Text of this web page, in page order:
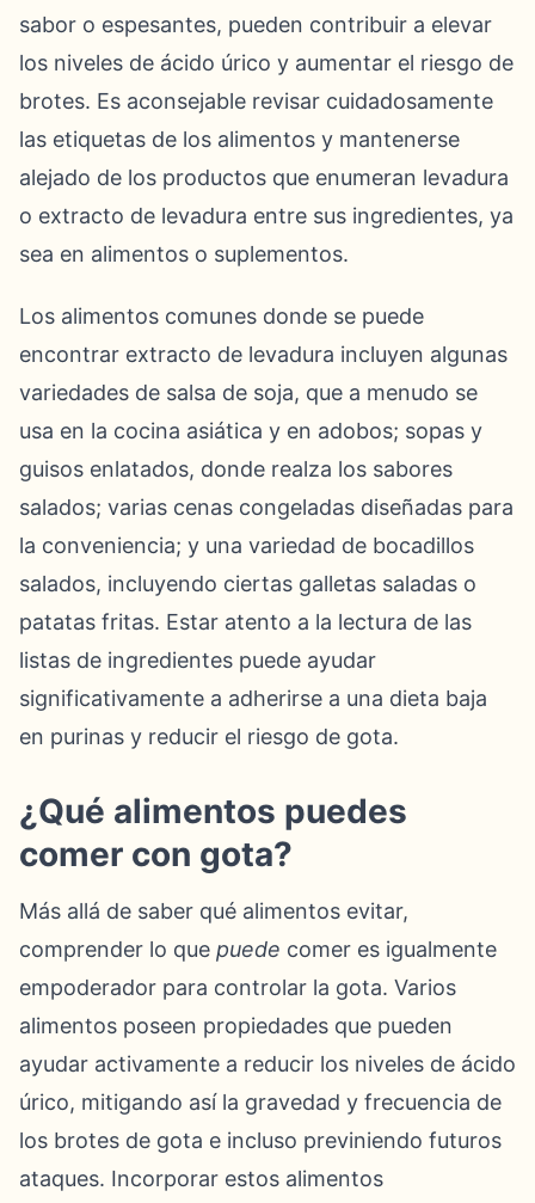
sabor o espesantes, pueden contribuir a elevar
los niveles de ácido úrico y aumentar el riesgo de
brotes. Es aconsejable revisar cuidadosamente
las etiquetas de los alimentos y mantenerse
alejado de los productos que enumeran levadura
o extracto de levadura entre sus ingredientes, ya
sea en alimentos o suplementos.
Los alimentos comunes donde se puede
encontrar extracto de levadura incluyen algunas
variedades de salsa de soja, que a menudo se
usa en la cocina asiática y en adobos; sopas y
guisos enlatados, donde realza los sabores
salados; varias cenas congeladas diseñadas para
la conveniencia; y una variedad de bocadillos
salados, incluyendo ciertas galletas saladas o
patatas fritas. Estar atento a la lectura de las
listas de ingredientes puede ayudar
significativamente a adherirse a una dieta baja
en purinas y reducir el riesgo de gota.
¿Qué alimentos puedes
comer con gota?
Más allá de saber qué alimentos evitar,
comprender lo que puede comer es igualmente
empoderador para controlar la gota. Varios
alimentos poseen propiedades que pueden
ayudar activamente a reducir los niveles de ácido
úrico, mitigando así la gravedad y frecuencia de
los brotes de gota e incluso previniendo futuros
ataques. Incorporar estos alimentos